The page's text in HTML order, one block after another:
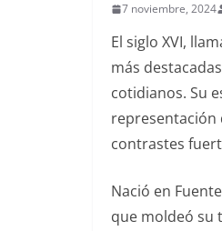
7 noviembre, 2024
El siglo XVI,
más
cotidianos. Su
representación
contrastes
Nació en
que moldeó su